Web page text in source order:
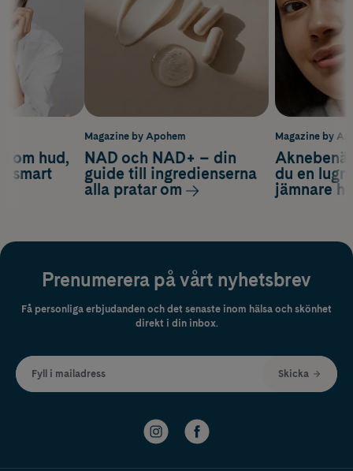
Magazine by
du en
jämnare
om hud,
smart
Magazine by Apohem
NAD och NAD+ – din
guide till ingredienserna
alla pratar om
Prenumerera på vårt nyhetsbrev
Få personliga erbjudanden och det senaste inom hälsa och skönhet
direkt i din inbox.
Fyll i mailadress Skicka